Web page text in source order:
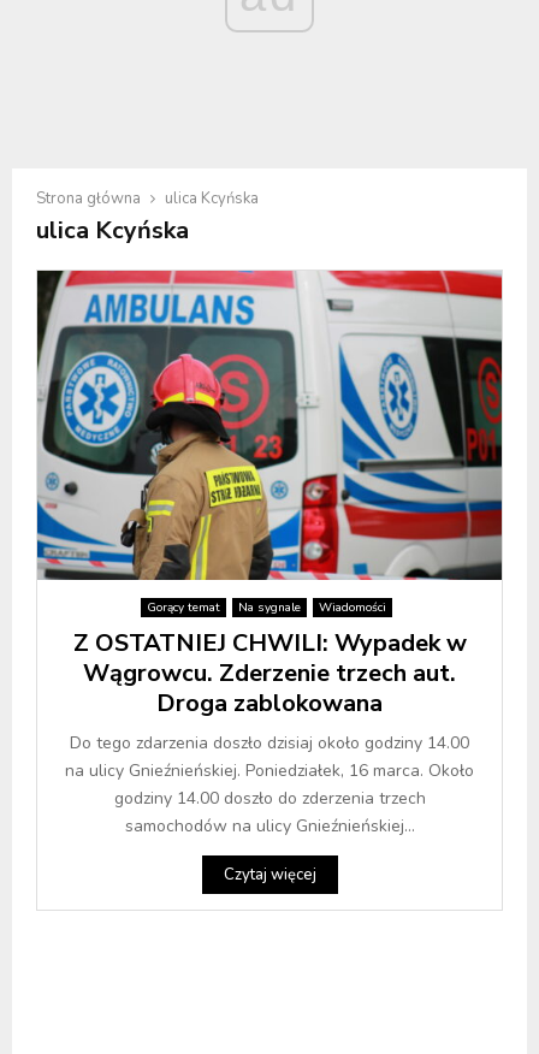
Strona główna ulica Kcyńska
ulica Kcyńska
Gorący temat Na sygnale Wiadomości
Z OSTATNIEJ CHWILI: Wypadek w
Wągrowcu. Zderzenie trzech aut.
Droga zablokowana
Do tego zdarzenia doszło dzisiaj około godziny 14.00
na ulicy Gnieźnieńskiej. Poniedziałek, 16 marca. Około
godziny 14.00 doszło do zderzenia trzech
samochodów na ulicy Gnieźnieńskiej...
Czytaj więcej